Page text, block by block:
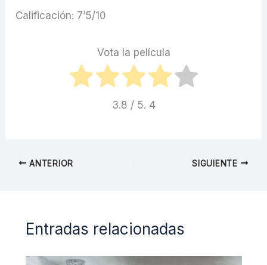
Calificación: 7’5/10
Vota la película
3.8 / 5. 4
ANTERIOR SIGUIENTE
Entradas relacionadas